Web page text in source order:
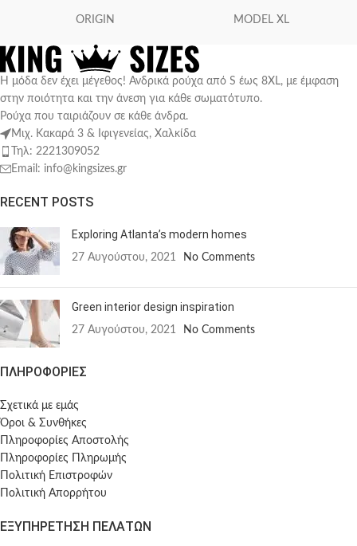
ORIGIN MODEL XL
Η μόδα δεν έχει μέγεθος! Ανδρικά ρούχα από S έως 8XL, με έμφαση
στην ποιότητα και την άνεση για κάθε σωματότυπο.
Ρούχα που ταιριάζουν σε κάθε άνδρα.
Μιχ. Κακαρά 3 & Ιφιγενείας, Χαλκίδα
Τηλ: 2221309052
Email: info@kingsizes.gr
RECENT POSTS
Exploring Atlanta’s modern homes
27 Αυγούστου, 2021 No Comments
Green interior design inspiration
27 Αυγούστου, 2021 No Comments
ΠΛΗΡΟΦΟΡΙΕΣ
Σχετικά με εμάς
Όροι & Συνθήκες
Πληροφορίες Αποστολής
Πληροφορίες Πληρωμής
Πολιτική Επιστροφών
Πολιτική Απορρήτου
ΕΞΥΠΗΡΕΤΗΣΗ ΠΕΛΑΤΩΝ